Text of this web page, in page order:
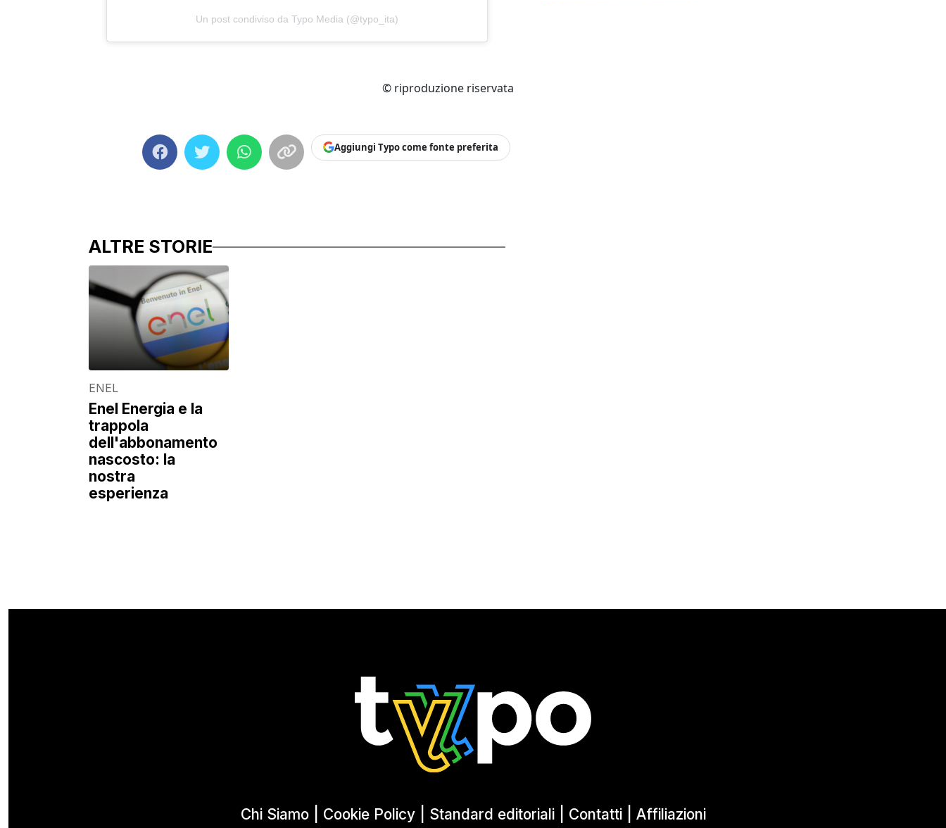
Un post condiviso da Typo Media (@typo_ita)
© riproduzione riservata
Aggiungi Typo come fonte preferita
ALTRE STORIE
ENEL
Enel Energia e la
trappola
dell'abbonamento
nascosto: la
nostra
esperienza
Chi Siamo| Cookie Policy| Standard editoriali| Contatti| Affiliazioni